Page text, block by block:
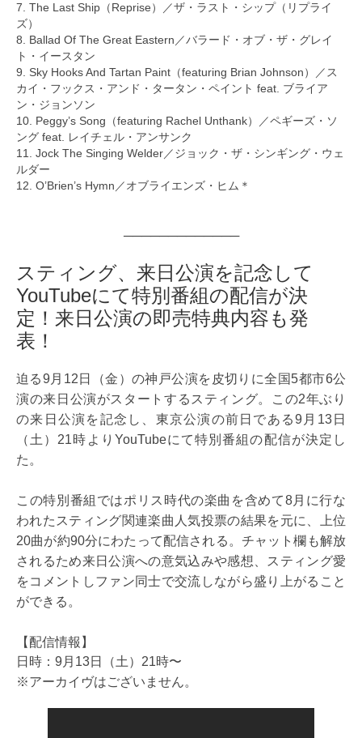
7. The Last Ship（Reprise）／ザ・ラスト・シップ（リプライ
ズ）
8. Ballad Of The Great Eastern／バラード・オブ・ザ・グレイ
ト・イースタン
9. Sky Hooks And Tartan Paint（featuring Brian Johnson）／ス
カイ・フックス・アンド・タータン・ペイント feat. ブライア
ン・ジョンソン
10. Peggy’s Song（featuring Rachel Unthank）／ペギーズ・ソ
ング feat. レイチェル・アンサンク
11. Jock The Singing Welder／ジョック・ザ・シンギング・ウェ
ルダー
12. O’Brien’s Hymn／オブライエンズ・ヒム＊
─────────────
スティング、来日公演を記念して
YouTubeにて特別番組の配信が決
定！来日公演の即売特典内容も発
表！
迫る9月12日（金）の神戸公演を皮切りに全国5都市6公
演の来日公演がスタートするスティング。この2年ぶり
の来日公演を記念し、東京公演の前日である9月13日
（土）21時よりYouTubeにて特別番組の配信が決定し
た。
この特別番組ではポリス時代の楽曲を含めて8月に行な
われたスティング関連楽曲人気投票の結果を元に、上位
20曲が約90分にわたって配信される。チャット欄も解放
されるため来日公演への意気込みや感想、スティング愛
をコメントしファン同士で交流しながら盛り上がること
ができる。
【配信情報】
日時：9月13日（土）21時〜
※アーカイヴはございません。